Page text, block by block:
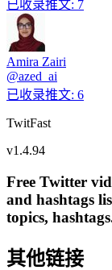
已收录推文: 7
Amira Zairi
@azed_ai
已收录推文: 6
TwitFast
v1.4.94
Free Twitter
and hashtags
topics,
其他链接